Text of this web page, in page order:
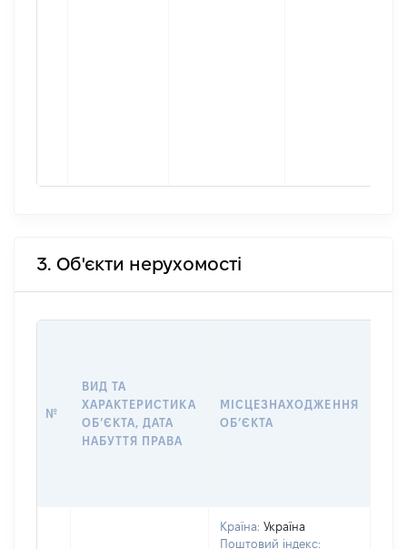
3. Об'єкти нерухомості
№
ВИД ТА
ХАРАКТЕРИСТИКА
ОБʼЄКТА, ДАТА
НАБУТТЯ ПРАВА
МІСЦЕЗНАХОДЖЕННЯ
ОБʼЄКТА
Країна: Україна
Поштовий індекс: